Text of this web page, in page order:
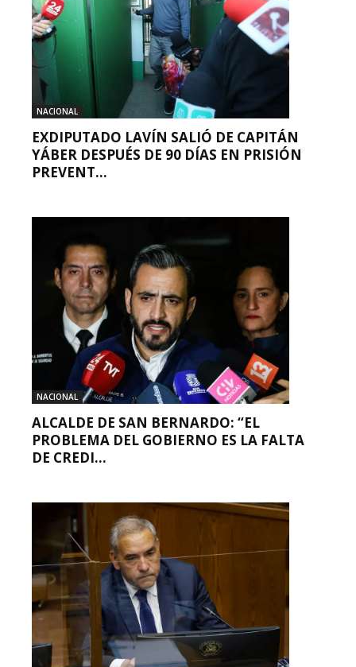
NACIONAL
EXDIPUTADO LAVÍN SALIÓ DE CAPITÁN
YÁBER DESPUÉS DE 90 DÍAS EN PRISIÓN
PREVENT...
NACIONAL
ALCALDE DE SAN BERNARDO: “EL
PROBLEMA DEL GOBIERNO ES LA FALTA
DE CREDI...